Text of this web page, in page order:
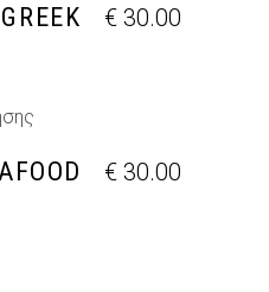
€ 30.00
ΚΑΛΆΘΙ
€ 30.00